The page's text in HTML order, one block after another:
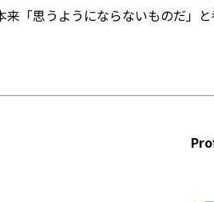
来「思うようにならないものだ」